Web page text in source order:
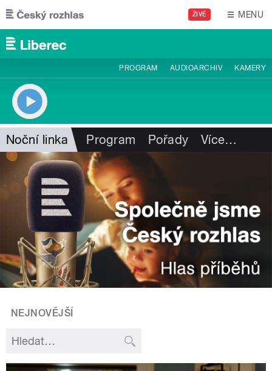
Přejít k hlavnímu obsahu
ŽIVĚ MENU
PROGRAM AUDIOARCHIV KAMERY
Noční linka Program Pořady Více…
NEJNOVĚJŠÍ